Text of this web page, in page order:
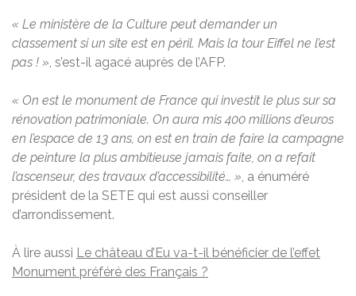
« Le ministère de la Culture peut demander un
classement si un site est en péril. Mais la tour Eiffel ne l’est
pas ! » , s’est-il agacé auprès de l’AFP.
« On est le monument de France qui investit le plus sur sa
rénovation patrimoniale. On aura mis 400 millions d’euros
en l’espace de 13 ans, on est en train de faire la campagne
de peinture la plus ambitieuse jamais faite, on a refait
l’ascenseur, des travaux d’accessibilité… » , a énuméré
président de la SETE qui est aussi conseiller
d’arrondissement.
À lire aussi Le château d’Eu va-t-il bénéficier de l’effet
Monument préféré des Français ?